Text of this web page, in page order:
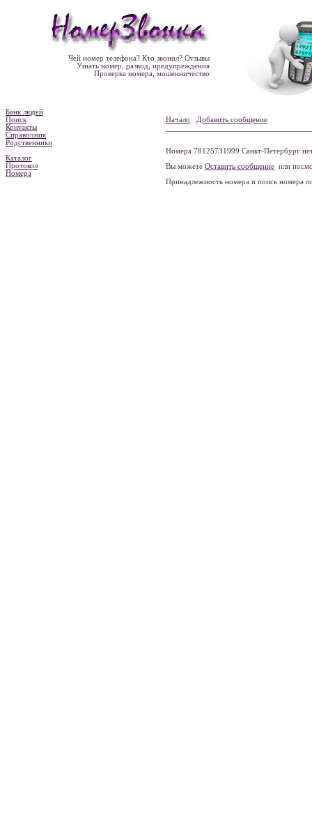
Чей номер телефона? Кто звонил? Отзывы
Узнать номер, развод, предупреждения
Проверка номера, мошенничество
Банк людей
Поиск
Контакты
Справочник
Родственники
Каталог
Протокол
Номера
Начало Добавить сообщение
Номера 78125731999 Санкт-Петербург
Вы можете Оставить сообщение или
Принадлежность номера и поиск номера